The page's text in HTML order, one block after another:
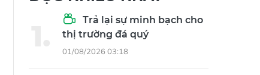
Trả lại sự minh bạch cho
thị trường đá quý